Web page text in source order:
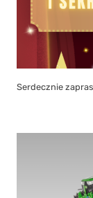
Serdecznie